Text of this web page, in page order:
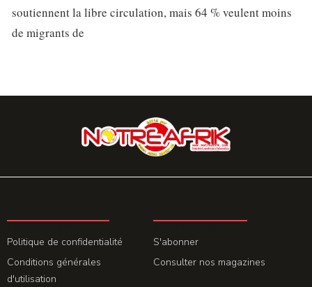
soutiennent la libre circulation, mais 64 % veulent moins
de migrants de
Politique de confidentialité
Conditions générales
d'utilisation
S'abonner
Consulter nos magazines